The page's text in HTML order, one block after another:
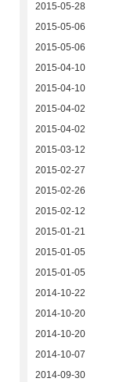
2015-05-28
2015-05-06
2015-05-06
2015-04-10
2015-04-10
2015-04-02
2015-04-02
2015-03-12
2015-02-27
2015-02-26
2015-02-12
2015-01-21
2015-01-05
2015-01-05
2014-10-22
2014-10-20
2014-10-20
2014-10-07
2014-09-30